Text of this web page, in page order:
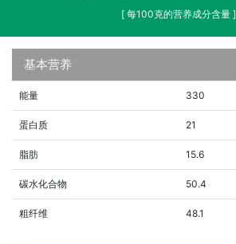
[ 每100克的营养成分含量 ]
基本营养
能量 330
蛋白质 21
脂肪 15.6
碳水化合物 50.4
粗纤维 48.1